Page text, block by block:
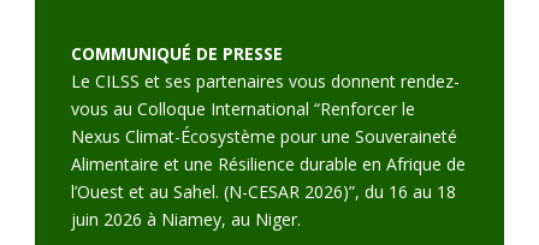
COMMUNIQUÉ DE PRESSE
Le CILSS et ses partenaires vous donnent rendez-
vous au Colloque International “Renforcer le
Nexus Climat-Écosystème pour une Souveraineté
Alimentaire et une Résilience durable en Afrique de
l’Ouest et au Sahel. (N-CESAR 2026)”, du 16 au 18
juin 2026 à Niamey, au Niger.